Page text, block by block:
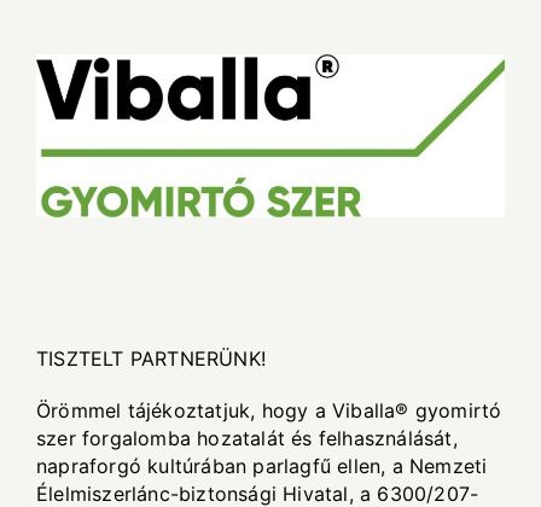
TISZTELT PARTNERÜNK!
Örömmel tájékoztatjuk, hogy a Viballa® gyomirtó
szer forgalomba hozatalát és felhasználását,
napraforgó kultúrában parlagfű ellen, a Nemzeti
Élelmiszerlánc-biztonsági Hivatal, a 6300/207-